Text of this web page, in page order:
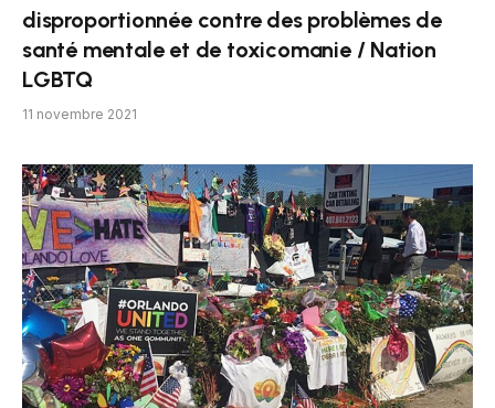
disproportionnée contre des problèmes de
santé mentale et de toxicomanie / Nation
LGBTQ
11 novembre 2021